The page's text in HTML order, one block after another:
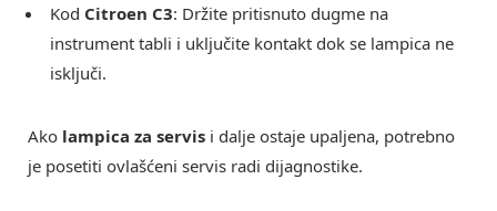
Kod Citroen C3: Držite pritisnuto dugme na
instrument tabli i uključite kontakt dok se lampica ne
isključi.
Ako lampica za servis i dalje ostaje upaljena, potrebno
je posetiti ovlašćeni servis radi dijagnostike.